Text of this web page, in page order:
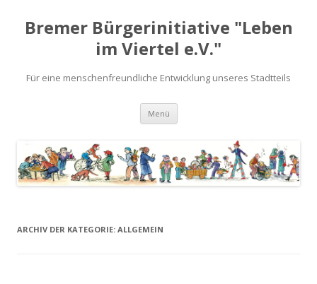
Bremer Bürgerinitiative "Leben
im Viertel e.V."
Für eine menschenfreundliche Entwicklung unseres Stadtteils
Menü Zum
springen
ARCHIV DER KATEGORIE: ALLGEMEIN